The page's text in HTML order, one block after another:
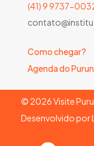
(41) 9 9737-
Como chegar?
Agenda do
© 2026Visite
Desenvolvido por